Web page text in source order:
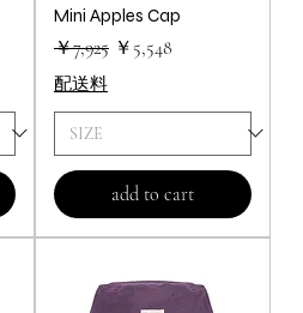
Mini Apples Cap
通常価格
￥7,925 セール価格
￥5,548
配送料
add to cart